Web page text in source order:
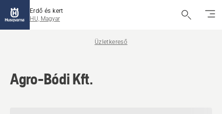
Erdő és kert
HU, Magyar
Üzletkereső
Agro-Bódi Kft.